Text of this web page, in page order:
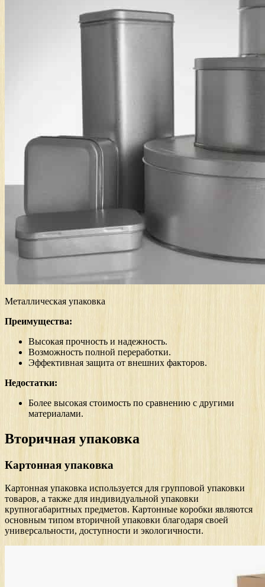
Металлическая упаковка
Преимущества:
Высокая прочность и надежность.
Возможность полной переработки.
Эффективная защита от внешних факторов.
Недостатки:
Более высокая стоимость по сравнению с другими
материалами.
Вторичная упаковка
Картонная упаковка
Картонная упаковка используется для групповой упаковки
товаров, а также для индивидуальной упаковки
крупногабаритных предметов. Картонные коробки являются
основным типом вторичной упаковки благодаря своей
универсальности, доступности и экологичности.